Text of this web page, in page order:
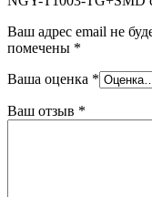
Ваш адрес email не
помечены *
Ваша оценка *
Ваш отзыв *